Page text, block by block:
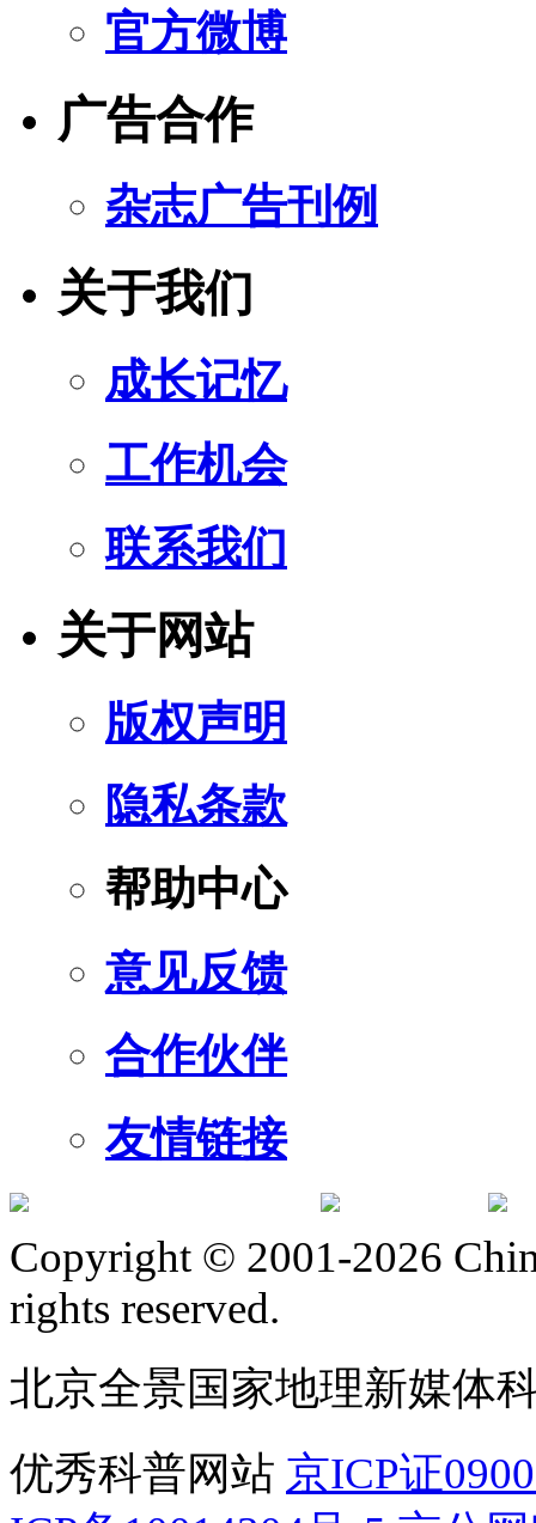
官方微博
广告合作
杂志广告刊例
关于我们
成长记忆
工作机会
联系我们
关于网站
版权声明
隐私条款
帮助中心
意见反馈
合作伙伴
友情链接
Copyright © 2001-2026
rights reserved.
北京全景国家地理新媒体
优秀科普网站 京ICP证